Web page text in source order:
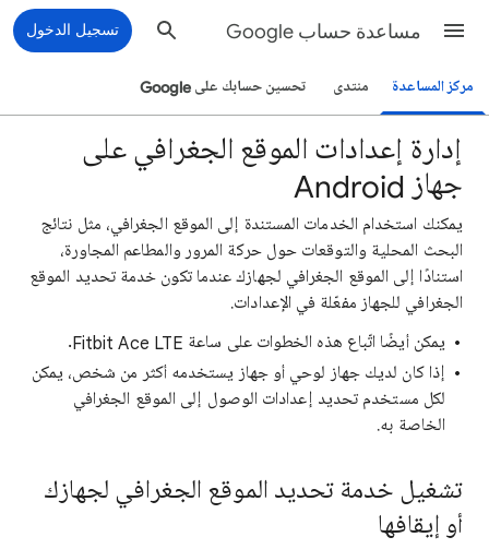
مساعدة حساب Google تسجيل الدخول
مركز المساعدة منتدى تحسين حسابك على Google
إدارة إعدادات الموقع الجغرافي على
جهاز Android
يمكنك استخدام الخدمات المستندة إلى الموقع الجغرافي، مثل نتائج
البحث المحلية والتوقعات حول حركة المرور والمطاعم المجاورة،
استنادًا إلى الموقع الجغرافي لجهازك عندما تكون خدمة تحديد الموقع
الجغرافي للجهاز مفعّلة في الإعدادات.
يمكن أيضًا اتّباع هذه الخطوات على ساعة Fitbit Ace LTE.
إذا كان لديك جهاز لوحي أو جهاز يستخدمه أكثر من شخص، يمكن
لكل مستخدم تحديد إعدادات الوصول إلى الموقع الجغرافي
الخاصة به.
تشغيل خدمة تحديد الموقع الجغرافي لجهازك
أو إيقافها